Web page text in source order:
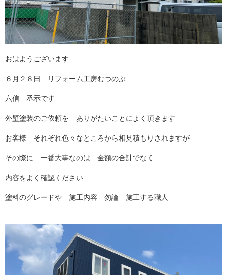
おはようございます
６月２８日 リフォーム工房むつのぶ
六信 丞示です
外壁塗装のご依頼を ありがたいことによく頂きます
お客様 それぞれ色々なところから相見積もりされますが
その際に 一番大事なのは 金額の合計でなく
内容をよく確認ください
塗料のグレードや 施工内容 勿論 施工する職人